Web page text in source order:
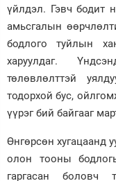
үйлдэл. Гэвч бодит
амьсгалын
бодлого туйлын
харуулдаг.
төлөвлөлттэй
тодорхой бус,
үүрэг бий байгааг
Өнгөрсөн хугацаанд
олон тооны
гаргасан боловч